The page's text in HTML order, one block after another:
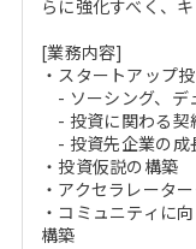
らに強化すべく、
[業務内容]
・スタートアップ
- ソーシング、デ
- 投資に関わる契
- 投資先企業の成
・投資仮説の構築
・アクセラレータ
・コミュニティに
構築